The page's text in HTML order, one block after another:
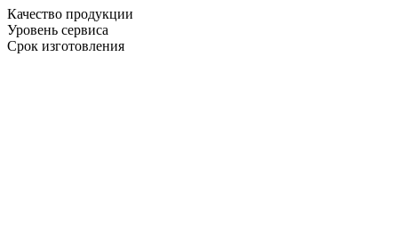
Качество продукции
Уровень сервиса
Срок изготовления